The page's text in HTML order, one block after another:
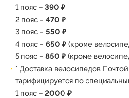
1 пояс – 390 ₽
2 пояс – 470 ₽
3 пояс – 550 ₽
4 пояс – 650 ₽ (кроме
5 пояс – 850 ₽ (кроме
* Доставка велосипедов
тарифицируется по
1 пояс – 2000 ₽